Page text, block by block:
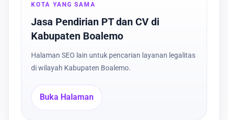
KOTA YANG SAMA
Jasa Pendirian PT dan CV di
Kabupaten Boalemo
Halaman SEO lain untuk pencarian layanan legalitas
di wilayah Kabupaten Boalemo.
Buka Halaman